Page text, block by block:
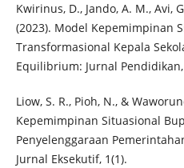
Kwirinus, D., Jando, A. M., Avi,
(2023). Model Kepemimpinan
Transformasional Kepala
Equilibrium: Jurnal Pendidikan,
Liow, S. R., Pioh, N., &
Kepemimpinan Situasional
Penyelenggaraan
Jurnal Eksekutif, 1(1).